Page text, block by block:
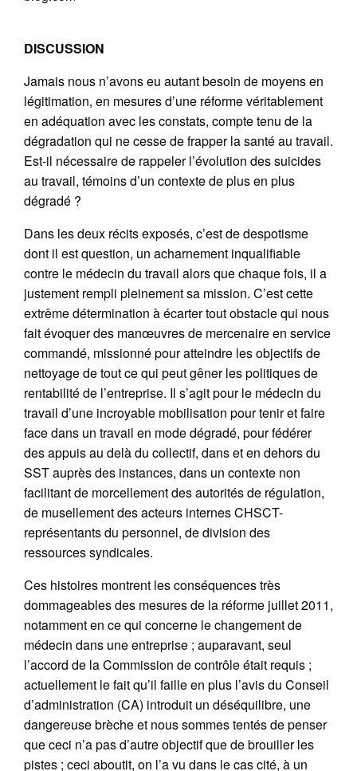
DISCUSSION
Jamais nous n’avons eu autant besoin de moyens en
légitimation, en mesures d’une réforme véritablement
en adéquation avec les constats, compte tenu de la
dégradation qui ne cesse de frapper la santé au travail.
Est-il nécessaire de rappeler l’évolution des suicides
au travail, témoins d’un contexte de plus en plus
dégradé ?
Dans les deux récits exposés, c’est de despotisme
dont il est question, un acharnement inqualifiable
contre le médecin du travail alors que chaque fois, il a
justement rempli pleinement sa mission. C’est cette
extrême détermination à écarter tout obstacle qui nous
fait évoquer des manœuvres de mercenaire en service
commandé, missionné pour atteindre les objectifs de
nettoyage de tout ce qui peut gêner les politiques de
rentabilité de l’entreprise. Il s’agit pour le médecin du
travail d’une incroyable mobilisation pour tenir et faire
face dans un travail en mode dégradé, pour fédérer
des appuis au delà du collectif, dans et en dehors du
SST auprès des instances, dans un contexte non
facilitant de morcellement des autorités de régulation,
de musellement des acteurs internes CHSCT-
représentants du personnel, de division des
ressources syndicales.
Ces histoires montrent les conséquences très
dommageables des mesures de la réforme juillet 2011,
notamment en ce qui concerne le changement de
médecin dans une entreprise ; auparavant, seul
l’accord de la Commission de contrôle était requis ;
actuellement le fait qu’il faille en plus l’avis du Conseil
d’administration (CA) introduit un déséquilibre, une
dangereuse brèche et nous sommes tentés de penser
que ceci n’a pas d’autre objectif que de brouiller les
pistes ; ceci aboutit, on l’a vu dans le cas cité, à un